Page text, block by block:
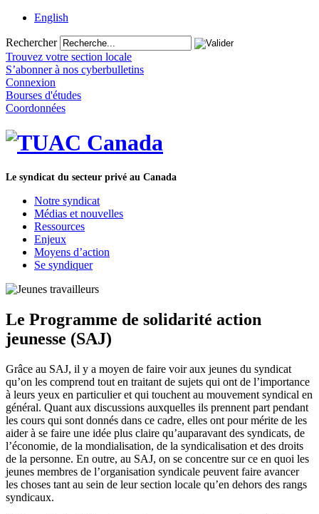
English
Rechercher
Trouvez votre section locale
S’abonner à nos cyberbulletins
Connexion
Bourses d'études
Coordonnées
Le syndicat du secteur privé au Canada
Notre syndicat
Médias et nouvelles
Ressources
Enjeux
Moyens d’action
Se syndiquer
Le Programme de solidarité action
jeunesse (SAJ)
Grâce au SAJ, il y a moyen de faire voir aux jeunes du syndicat
qu’on les comprend tout en traitant de sujets qui ont de l’importance
à leurs yeux en particulier et qui touchent au mouvement syndical en
général. Quant aux discussions auxquelles ils prennent part pendant
les cours qui sont donnés dans ce cadre, elles ont pour mérite de les
aider à se faire une idée plus claire qu’auparavant des syndicats, de
l’économie, de la mondialisation, de la syndicalisation et des droits
de la personne. En outre, au SAJ, on se concentre sur ce en quoi les
jeunes membres de l’organisation syndicale peuvent faire avancer
les choses tant au sein de leur section locale qu’en dehors des rangs
syndicaux.